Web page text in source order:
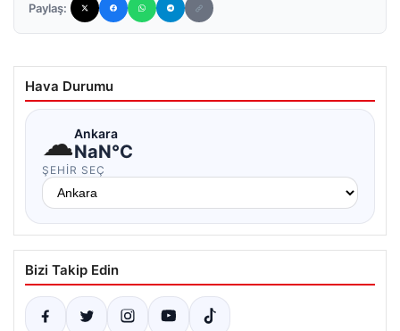
Paylaş:
Hava Durumu
☁Ankara
NaN°C
ŞEHIR SEÇ
Bizi Takip Edin